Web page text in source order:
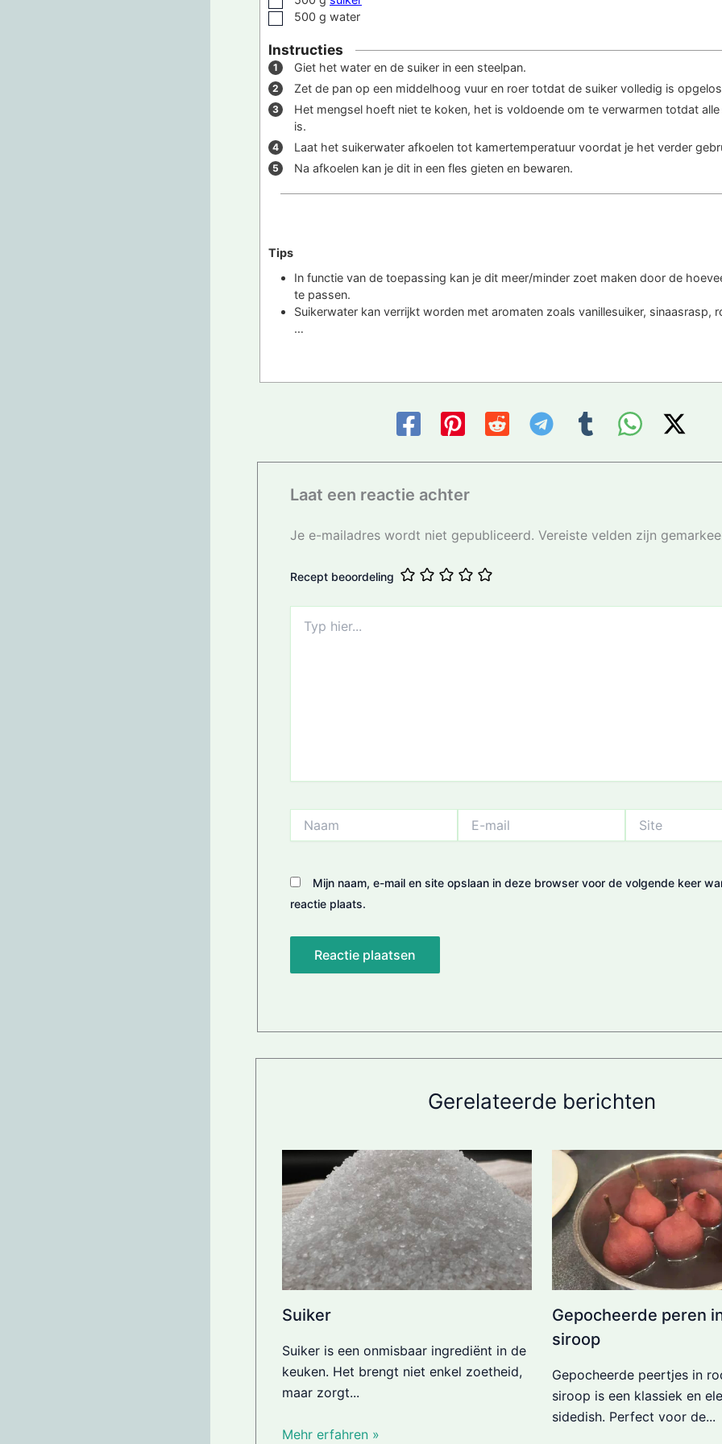
▢
500 g water
Instructies
Giet het water en de suiker in een steelpan.
Zet de pan op een middelhoog vuur en roer totdat de suiker volledig is
Het mengsel hoeft niet te koken, het is voldoende om te verwarmen totdat
is.
Laat het suikerwater afkoelen tot kamertemperatuur voordat je het verder
Na afkoelen kan je dit in een fles gieten en bewaren.
Tips
In functie van de toepassing kan je dit meer/minder zoet maken door de
te passen.
Suikerwater kan verrijkt worden met aromaten zoals vanillesuiker, sinaasrasp,
…
Laat een reactie achter
Je e-mailadres wordt niet gepubliceerd. Vereiste velden zijn
Recept beoordeling
hier...
mail
Mijn naam, e-mail en site opslaan in deze browser voor de volgende keer
reactie plaats.
Gerelateerde berichten
Suiker
Suiker is een onmisbaar ingrediënt in de
keuken. Het brengt niet enkel zoetheid,
maar zorgt...
Mehr erfahren »
Gepocheerde peren
siroop
Gepocheerde peertjes in
siroop is een klassiek en
sidedish. Perfect voor de...